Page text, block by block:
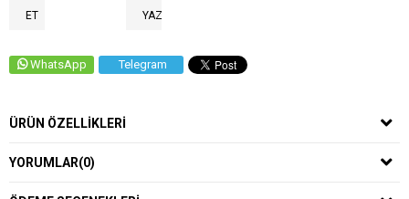
ET YAZ
WhatsApp Telegram
ÜRÜN ÖZELLIKLERI
YORUMLAR(0)